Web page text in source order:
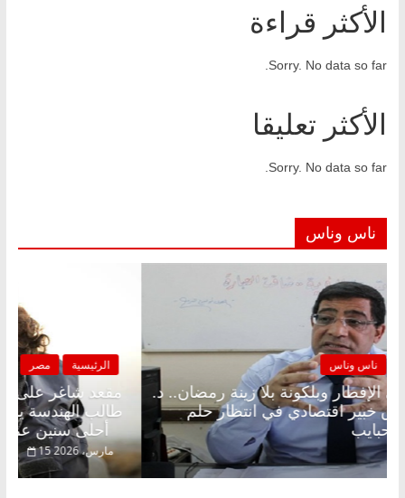
الأكثر قراءة
Sorry. No data so far.
الأكثر تعليقا
Sorry. No data so far.
ناس وناس
الرئيسية مصر ناس وناس
مقعد شاغر على الإفطار وبلكونة بلا زينة رمضان.. د.
عبدالخالق فاروق خبير اقتصادي في انتظار حلم
الحرية ولمة الحبايب
22 فبراير، 2026